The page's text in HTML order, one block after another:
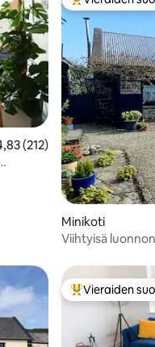
arvio 4,83/5,
(212)
Vieraiden
Minikoti
Viihtyisä
Vieraiden
Vieraiden